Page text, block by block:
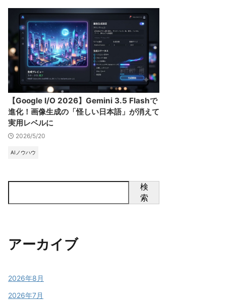
【Google I/O 2026】Gemini 3.5 Flashで
進化！画像生成の「怪しい日本語」が消えて
実用レベルに
2026/5/20
AIノウハウ
検
索
アーカイブ
2026年8月
2026年7月